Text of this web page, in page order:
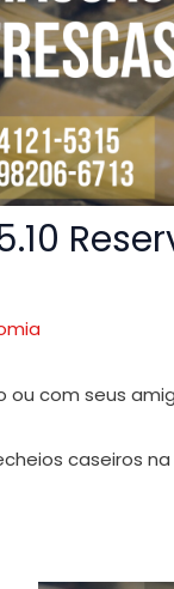
com seus
caseiros na